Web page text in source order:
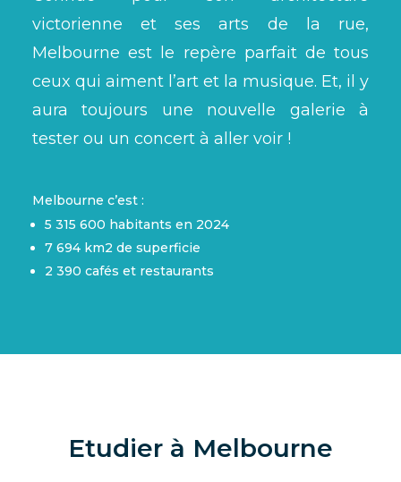
victorienne et ses arts de la rue,
Melbourne est le repère parfait de tous
ceux qui aiment l’art et la musique. Et, il y
aura toujours une nouvelle galerie à
tester ou un concert à aller voir !
Melbourne c’est :
5 315 600 habitants en 2024
7 694 km2 de superficie
2 390 cafés et restaurants
Etudier à Melbourne